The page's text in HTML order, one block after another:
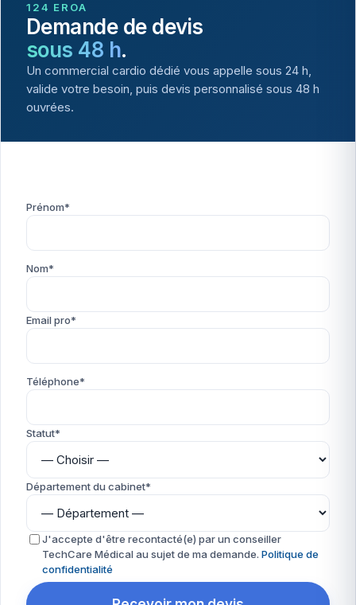
124 EROA
Demande de devis
sous 48 h.
Un commercial cardio dédié vous appelle sous 24 h,
valide votre besoin, puis devis personnalisé sous 48 h
ouvrées.
Prénom*
Nom*
Email pro*
Téléphone*
Statut*
Département du cabinet*
J'accepte d'être recontacté(e) par un conseiller
TechCare Médical au sujet de ma demande. Politique de
confidentialité